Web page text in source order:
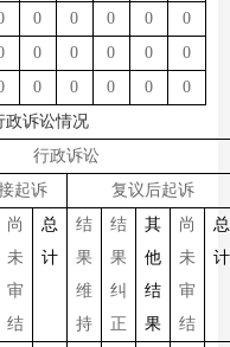
0 0 0 0
0
0 0 0 0
0
0 0 0 0
0
政诉讼情况
行政诉讼
起诉
复议后起诉
尚
未
审
结
总
计
结
果
维
持
结
果
纠
正
其
他
结
果
尚
未
审
结
总
计